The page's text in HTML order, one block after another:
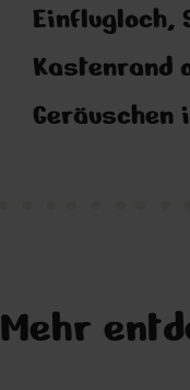
Einflugloch,
Kastenrand
Geräuschen
Mehr